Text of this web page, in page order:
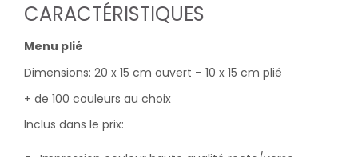
CARACTÉRISTIQUES
Menu plié
Dimensions: 20 x 15 cm ouvert – 10 x 15 cm plié
+ de 100 couleurs au choix
Inclus dans le prix: